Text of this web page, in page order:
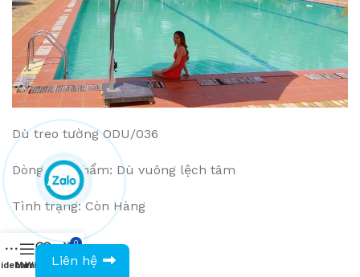
Dù treo tường ODU/036
Dòng sản phẩm: Dù vuông lệch tâm
Tình trạng: Còn Hàng
Giá: VNĐ
MenuWishlistCompare
0
Cart
Liên hệ
0943594386